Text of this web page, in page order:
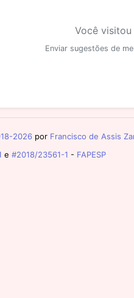
Você
Enviar sugestões de
2026 por Francisco de Assis
e #2018/23561-1 - FAPESP